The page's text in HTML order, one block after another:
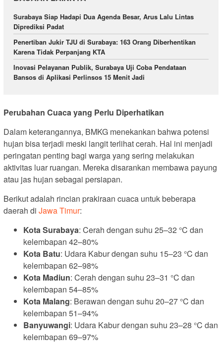
Surabaya Siap Hadapi Dua Agenda Besar, Arus Lalu Lintas
Diprediksi Padat
Penertiban Jukir TJU di Surabaya: 163 Orang Diberhentikan
Karena Tidak Perpanjang KTA
Inovasi Pelayanan Publik, Surabaya Uji Coba Pendataan
Bansos di Aplikasi Perlinsos 15 Menit Jadi
Perubahan Cuaca yang Perlu Diperhatikan
Dalam keterangannya, BMKG menekankan bahwa potensi
hujan bisa terjadi meski langit terlihat cerah. Hal ini menjadi
peringatan penting bagi warga yang sering melakukan
aktivitas luar ruangan. Mereka disarankan membawa payung
atau jas hujan sebagai persiapan.
Berikut adalah rincian prakiraan cuaca untuk beberapa
daerah di Jawa Timur:
Kota Surabaya: Cerah dengan suhu 25–32 °C dan
kelembapan 42–80%
Kota Batu: Udara Kabur dengan suhu 15–23 °C dan
kelembapan 62–98%
Kota Madiun: Cerah dengan suhu 23–31 °C dan
kelembapan 54–85%
Kota Malang: Berawan dengan suhu 20–27 °C dan
kelembapan 51–94%
Banyuwangi: Udara Kabur dengan suhu 23–28 °C dan
kelembapan 69–97%